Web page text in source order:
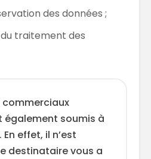
des données ;
du traitement des
commerciaux
soumis à
effet, il n’est
destinataire vous a